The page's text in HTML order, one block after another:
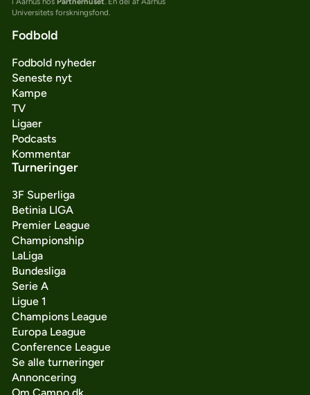
Universitets forskningsfond.
Fodbold
Fodbold nyheder
Seneste nyt
Kampe
TV
Ligaer
Podcasts
Kommentar
Turneringer
3F Superliga
Betinia LIGA
Premier League
Championship
LaLiga
Bundesliga
Serie A
Ligue 1
Champions League
Europa League
Conference League
Se alle turneringer
Annoncering